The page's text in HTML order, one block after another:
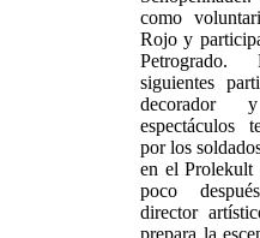
como
Rojo y
siguientes
decorador
espectáculos
por los
en el Prolekult
poco
director
prepara la